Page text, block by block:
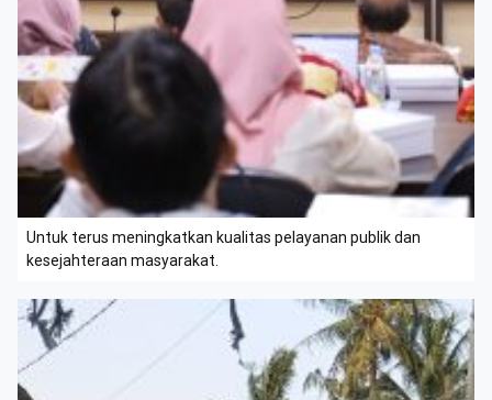
Untuk terus meningkatkan kualitas pelayanan publik dan
kesejahteraan masyarakat.